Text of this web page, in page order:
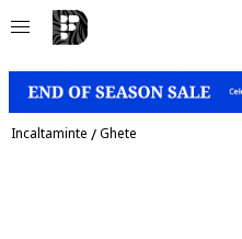
Incaltaminte /Ghete